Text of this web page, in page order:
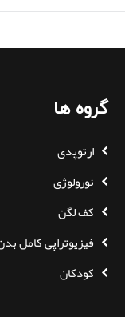
گروه ها
ارتوپدی
نورولوژی
کف لگن
فیزیوتراپی کامل
کودکان